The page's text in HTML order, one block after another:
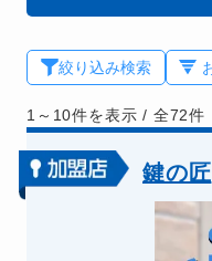
絞り込み検索
1～10件を表示/ 全72件
鍵の匠